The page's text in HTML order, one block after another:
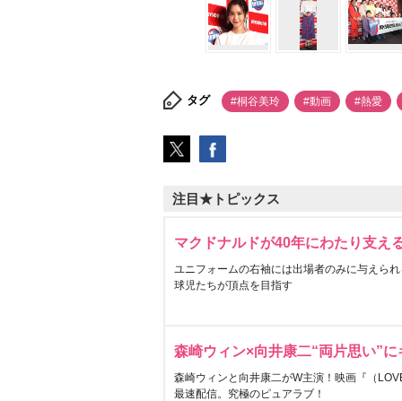
タグ #桐谷美玲 #動画 #熱愛
注目★トピックス
マクドナルドが40年にわたり支え
ユニフォームの右袖には出場者のみに与えら
球児たちが頂点を目指す
森崎ウィン×向井康二“両片思い”
森崎ウィンと向井康二がW主演！映画『（
最速配信。究極のピュアラブ！